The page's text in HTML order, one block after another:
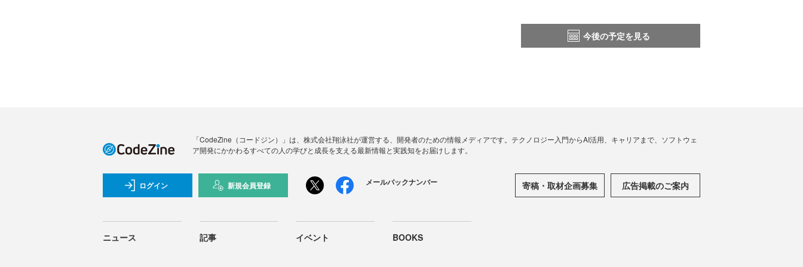
今後の予定を見る
「CodeZine（コードジン）」は、株式会社翔泳社が運営する、開発者のための情報メディアです。テクノロジー入門からAI活用、キャリアまで、ソフトウェ
ア開発にかかわるすべての人の学びと成長を支える最新情報と実践知をお届けします。
ログイン 新規会員登録 メールバックナンバー 寄稿・取材企画募集 広告掲載のご案内
ニュース 記事 イベント BOOKS